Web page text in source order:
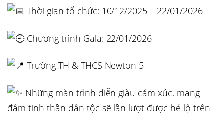
Thời gian tổ chức: 10/12/2025 – 22/01/2026
Chương trình Gala: 22/01/2026
Trường TH & THCS Newton 5
Những màn trình diễn giàu cảm xúc, mang
đậm tinh thần dân tộc sẽ lần lượt được hé lộ trên